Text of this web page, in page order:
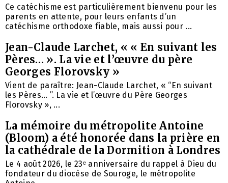
Ce catéchisme est particulièrement bienvenu pour les
parents en attente, pour leurs enfants d’un
catéchisme orthodoxe fiable, mais aussi pour ...
Jean-Claude Larchet, « « En suivant les
Pères… ». La vie et l’œuvre du père
Georges Florovsky »
Vient de paraître: Jean-Claude Larchet, « “En suivant
les Pères… ”. La vie et l’œuvre du Père Georges
Florovsky », ...
La mémoire du métropolite Antoine
(Bloom) a été honorée dans la prière en
la cathédrale de la Dormition à Londres
Le 4 août 2026, le 23ᵉ anniversaire du rappel à Dieu du
fondateur du diocèse de Souroge, le métropolite